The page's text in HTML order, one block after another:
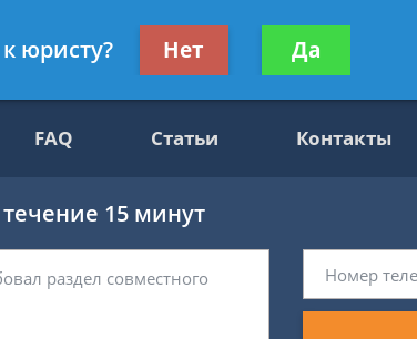
Получите консультацию
бесплатно
FAQ Статьи Контакты
15 минут
юристу? Нет Да